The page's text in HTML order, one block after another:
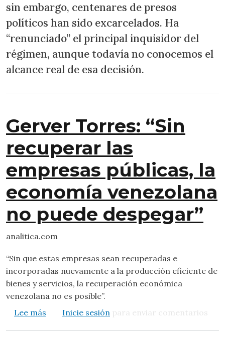
sin embargo, centenares de presos
políticos han sido excarcelados. Ha
“renunciado” el principal inquisidor del
régimen, aunque todavía no conocemos el
alcance real de esa decisión.
Gerver Torres: “Sin
recuperar las
empresas públicas, la
economía venezolana
no puede despegar”
analitica.com
“Sin que estas empresas sean recuperadas e
incorporadas nuevamente a la producción eficiente de
bienes y servicios, la recuperación económica
venezolana no es posible”.
Lee más sobre Gerver Torres: “Sin recuperar las
Inicie sesión para enviar comentarios